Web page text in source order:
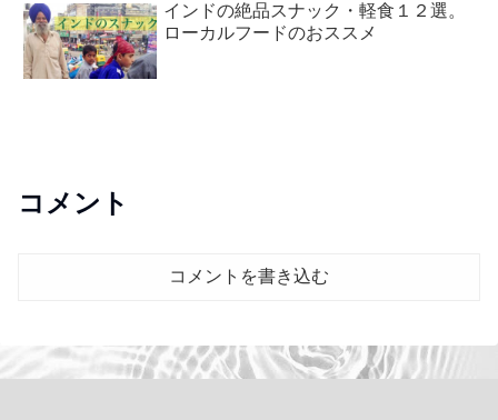
インドの絶品スナック・軽食１２選。
ローカルフードのおススメ
コメント
コメントを書き込む